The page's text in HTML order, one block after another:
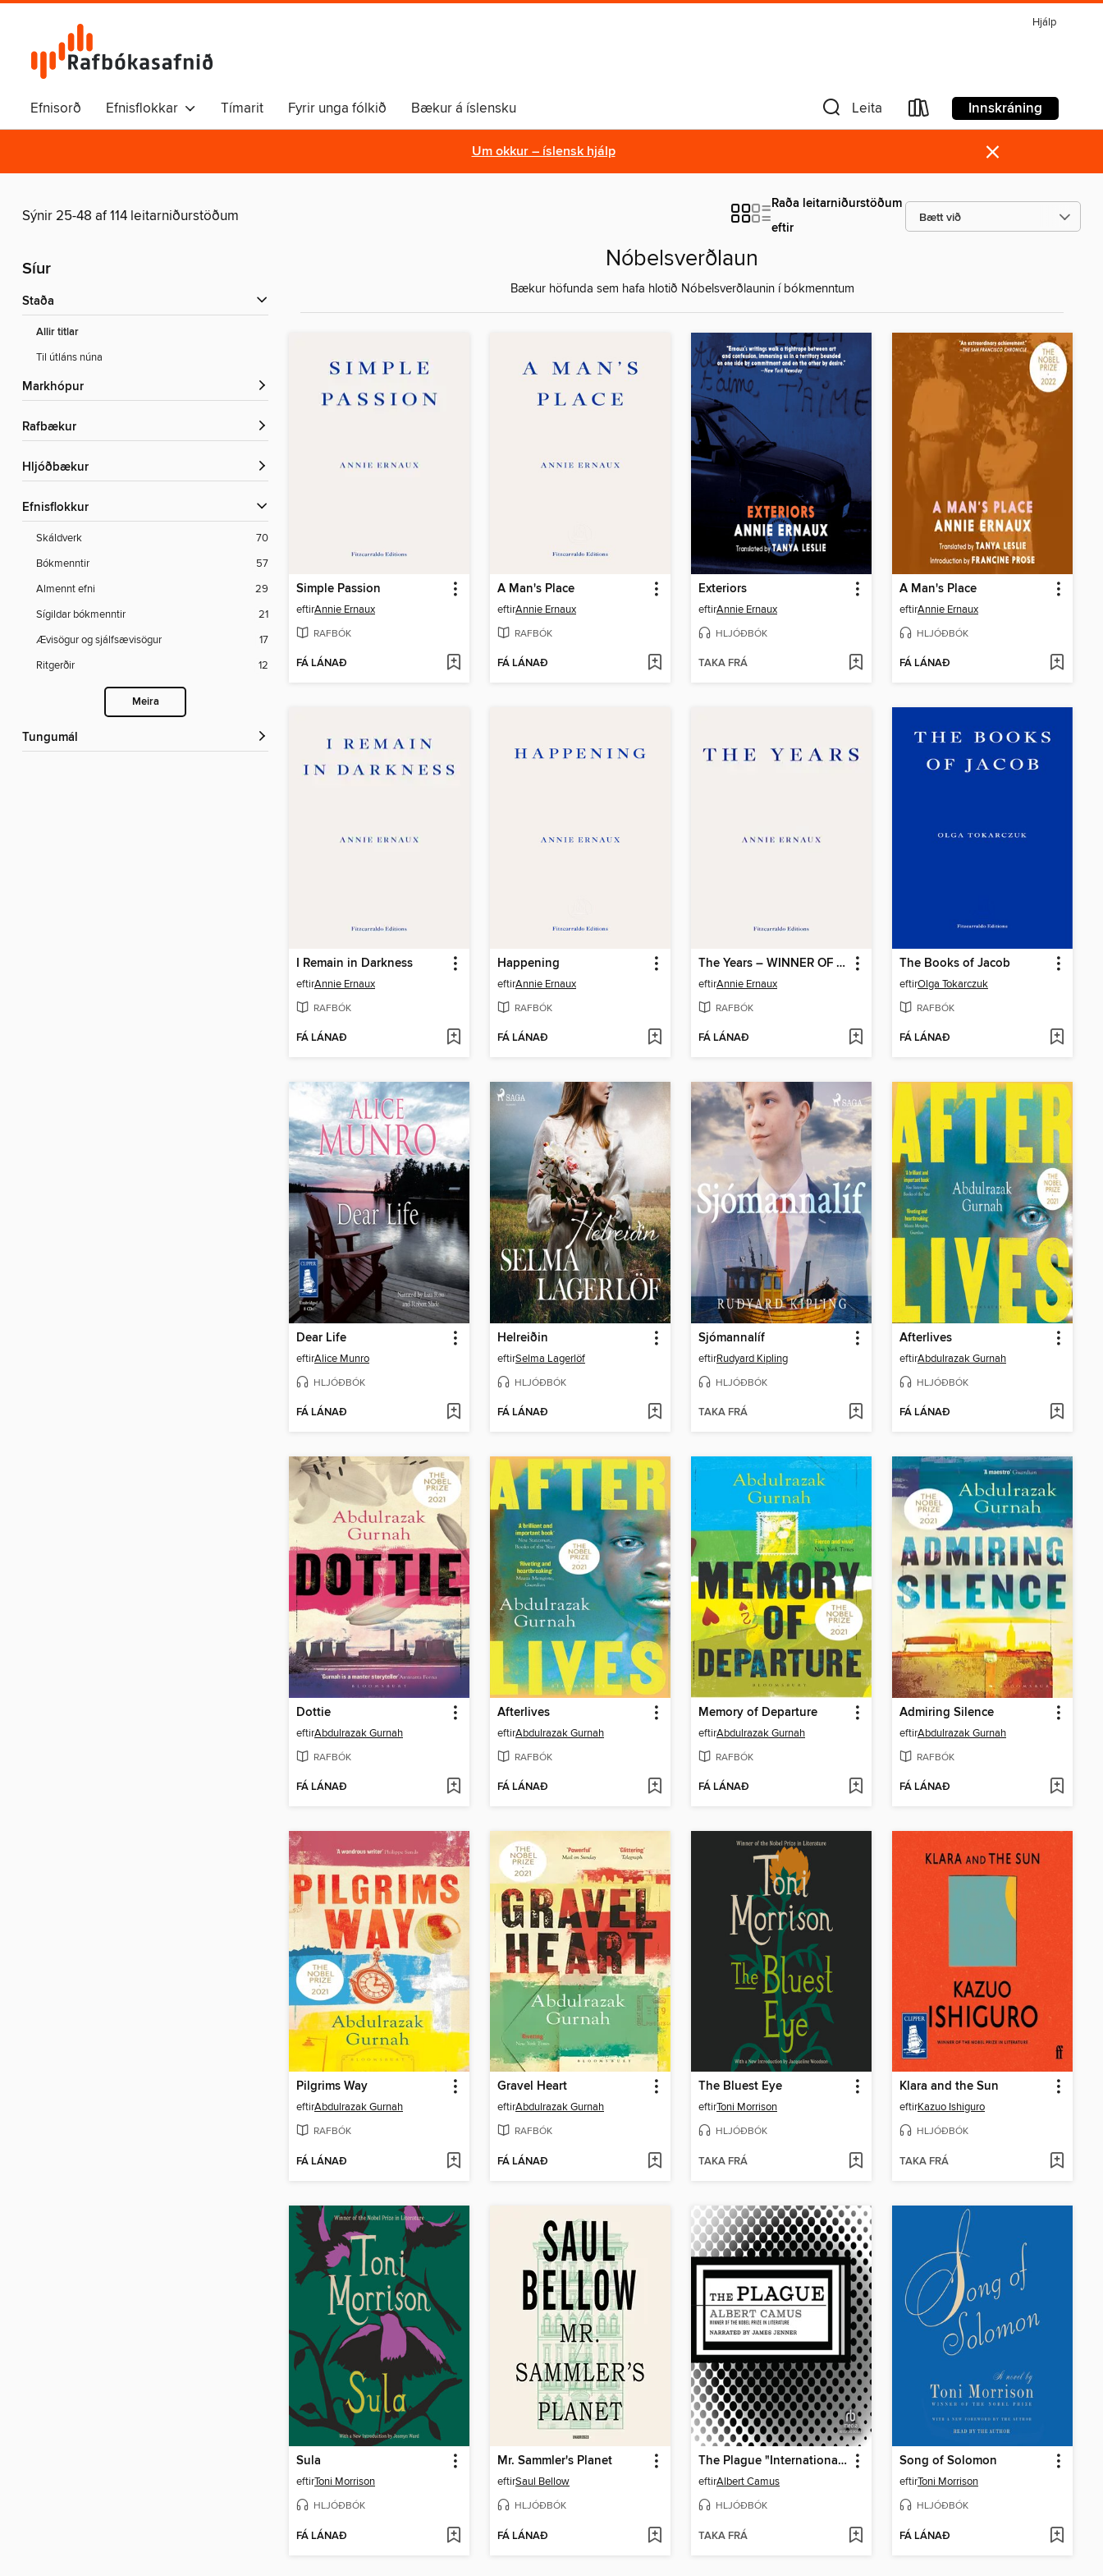
Hjálp
Efnisorð Efnisflokkar Tímarit Fyrir unga fólkið Bækur á íslensku Leita Innskráning
Um okkur – íslensk hjálp ×
Sýnir 25-48 af 114 leitarniðurstöðum
Raða leitarniðurstöðum
eftir
Síur
Staða
Allir titlar
Til útláns núna
Markhópur
rafbækur
Hljóðbækur
Efnisflokkur
Skáldverk
70
Bókmenntir
57
Almennt efni
29
Sígildar bókmenntir
21
Ævisögur og sjálfsævisögur
17
Ritgerðir
12
Meira
Tungumál
Nóbelsverðlaun
Bækur höfunda sem hafa hlotið Nóbelsverðlaunin í bókmenntum
Simple Passion
eftirAnnie Ernaux
RAFBÓK
FÁ LÁNAÐ
A Man's Place
eftirAnnie Ernaux
RAFBÓK
FÁ LÁNAÐ
Exteriors
eftirAnnie Ernaux
HLJÓÐBÓK
TAKA FRÁ
A Man's Place
eftirAnnie Ernaux
HLJÓÐBÓK
FÁ LÁNAÐ
I Remain in Darkness
eftirAnnie Ernaux
RAFBÓK
FÁ LÁNAÐ
Happening
eftirAnnie Ernaux
RAFBÓK
FÁ LÁNAÐ
The Years – WINNER OF THE 2022 NOBEL PRIZE IN LITERATURE
eftirAnnie Ernaux
RAFBÓK
FÁ LÁNAÐ
The Books of Jacob
eftirOlga Tokarczuk
RAFBÓK
FÁ LÁNAÐ
Dear Life
eftirAlice Munro
HLJÓÐBÓK
FÁ LÁNAÐ
Helreiðin
eftirSelma Lagerlöf
HLJÓÐBÓK
FÁ LÁNAÐ
Sjómannalíf
eftirRudyard Kipling
HLJÓÐBÓK
TAKA FRÁ
Afterlives
eftirAbdulrazak Gurnah
HLJÓÐBÓK
FÁ LÁNAÐ
Dottie
eftirAbdulrazak Gurnah
RAFBÓK
FÁ LÁNAÐ
Afterlives
eftirAbdulrazak Gurnah
RAFBÓK
FÁ LÁNAÐ
Memory of Departure
eftirAbdulrazak Gurnah
RAFBÓK
FÁ LÁNAÐ
Admiring Silence
eftirAbdulrazak Gurnah
RAFBÓK
FÁ LÁNAÐ
Pilgrims Way
eftirAbdulrazak Gurnah
RAFBÓK
FÁ LÁNAÐ
Gravel Heart
eftirAbdulrazak Gurnah
RAFBÓK
FÁ LÁNAÐ
The Bluest Eye
eftirToni Morrison
HLJÓÐBÓK
TAKA FRÁ
Klara and the Sun
eftirKazuo Ishiguro
HLJÓÐBÓK
TAKA FRÁ
Sula
eftirToni Morrison
HLJÓÐBÓK
FÁ LÁNAÐ
Mr. Sammler's Planet
eftirSaul Bellow
HLJÓÐBÓK
FÁ LÁNAÐ
The Plague "International Edition"
eftirAlbert Camus
HLJÓÐBÓK
TAKA FRÁ
Song of Solomon
eftirToni Morrison
HLJÓÐBÓK
FÁ LÁNAÐ